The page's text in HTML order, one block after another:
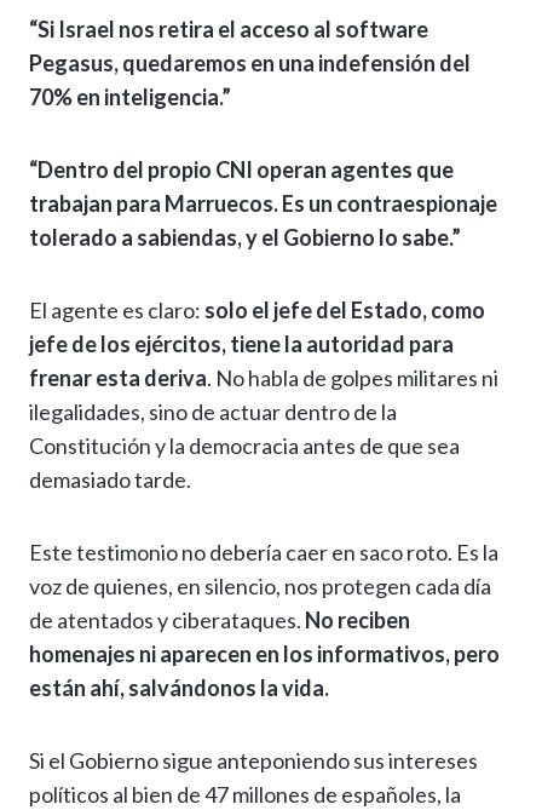
“Si Israel nos retira el acceso al software
Pegasus, quedaremos en una indefensión del
70% en inteligencia.”
“Dentro del propio CNI operan agentes que
trabajan para Marruecos. Es un contraespionaje
tolerado a sabiendas, y el Gobierno lo sabe.”
El agente es claro: solo el jefe del Estado, como
jefe de los ejércitos, tiene la autoridad para
frenar esta deriva. No habla de golpes militares ni
ilegalidades, sino de actuar dentro de la
Constitución y la democracia antes de que sea
demasiado tarde.
Este testimonio no debería caer en saco roto. Es la
voz de quienes, en silencio, nos protegen cada día
de atentados y ciberataques. No reciben
homenajes ni aparecen en los informativos, pero
están ahí, salvándonos la vida.
Si el Gobierno sigue anteponiendo sus intereses
políticos al bien de 47 millones de españoles, la